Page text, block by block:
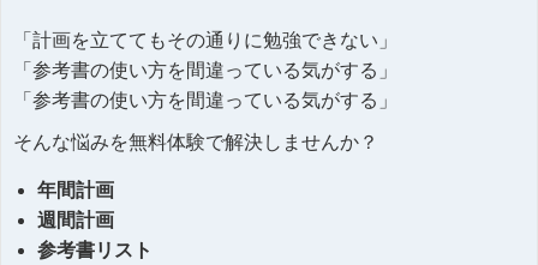
「計画を立ててもその通りに勉強できない」
「参考書の使い方を間違っている気がする」
「参考書の使い方を間違っている気がする」
そんな悩みを無料体験で解決しませんか？
年間計画
週間計画
参考書リスト